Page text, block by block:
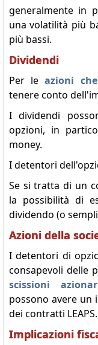
generalmente in
una volatilità più
più bassi.
Dividendi
Per leazioni
tenere conto
I dividendi
opzioni, in
money.
I detentori
Se si tratta di un
la possibilità di
dividendo (o
Azioni della
I detentori di
consapevoli delle
scissioni
possono avere un
dei contratti LEAPS.
Implicazioni